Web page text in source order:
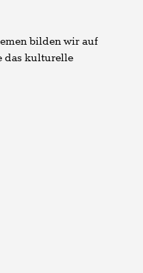
bilden wir auf
das kulturelle